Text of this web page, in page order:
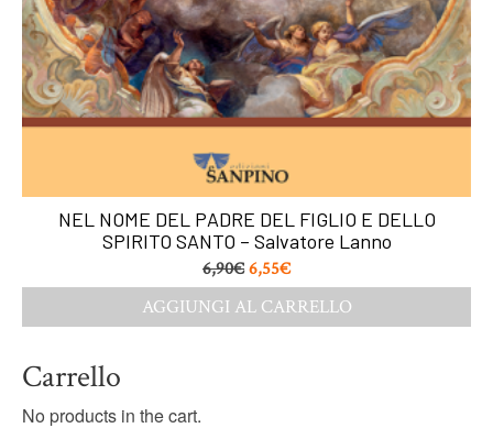
NEL NOME DEL PADRE DEL FIGLIO E DELLO
SPIRITO SANTO – Salvatore Lanno
6,90€6,55€
AGGIUNGI AL CARRELLO
Carrello
No products in the cart.